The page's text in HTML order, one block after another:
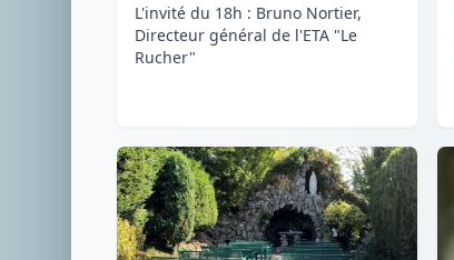
L'invité du 18h : Bruno Nortier,
Directeur général de l'ETA "Le
Rucher"